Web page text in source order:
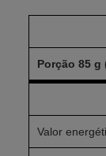
Porção 85 g
Valor